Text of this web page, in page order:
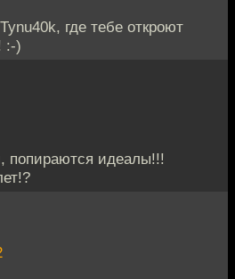
где тебе откроют
:-)
попираются идеалы!!!